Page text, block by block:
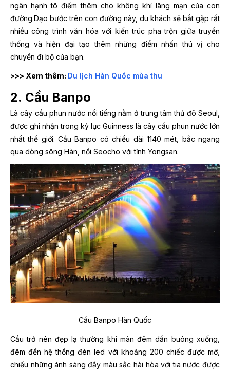
ngân hạnh tô điểm thêm cho không khí lãng mạn của con
đường.Dạo bước trên con đường này, du khách sẽ bắt gặp rất
nhiều công trình văn hóa với kiến trúc pha trộn giữa truyền
thống và hiện đại tạo thêm những điểm nhấn thú vị cho
chuyến đi bộ của bạn.
>>> Xem thêm: Du lịch Hàn Quốc mùa thu
2. Cầu Banpo
Là cây cầu phun nước nổi tiếng nằm ở trung tâm thủ đô Seoul,
được ghi nhận trong kỷ lục Guinness là cây cầu phun nước lớn
nhất thế giới. Cầu Banpo có chiều dài 1140 mét, bắc ngang
qua dòng sông Hàn, nối Seocho với tỉnh Yongsan.
Cầu Banpo Hàn Quốc
Cầu trở nên đẹp lạ thường khi màn đêm dần buông xuống,
đêm đến hệ thống đèn led với khoảng 200 chiếc được mở,
chiếu những ánh sáng đầy màu sắc hài hòa với tia nước được